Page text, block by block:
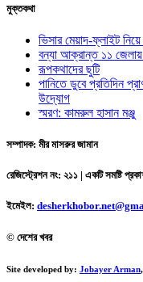
মুক্তকথা
ভিসার মেয়াদ-ফ্লাইট নিয়ে
বন্যা আক্রান্ত ১১ জেলায়
রূপকথাদের ছুটি
পানিতে ডুবে প্রতিদিন
উদ্যোগ
স্মরণ: কামরুল হাসান মঞ্জু
সম্পাদক: মীর মাসরুর জামান
রেজিস্ট্রেশন নং: ২১১ | একটি সমষ্টি
ইমেইল:
© দেশের খবর
Site developed by: Jobayer Arman